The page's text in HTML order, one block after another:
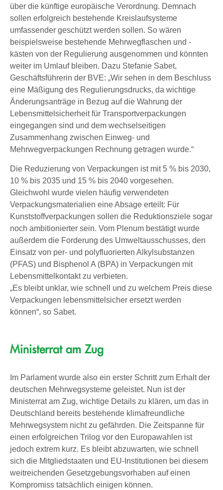
über die künftige europäische Verordnung. Demnach
sollen erfolgreich bestehende Kreislaufsysteme
umfassender geschützt werden sollen. So wären
beispielsweise bestehende Mehrwegflaschen und -
kästen von der Regulierung ausgenommen und könnten
weiter im Umlauf bleiben. Dazu Stefanie Sabet,
Geschäftsführerin der BVE: „Wir sehen in dem Beschluss
eine Mäßigung des Regulierungsdrucks, da wichtige
Änderungsanträge in Bezug auf die Wahrung der
Lebensmittelsicherheit für Transportverpackungen
eingegangen sind und dem wechselseitigen
Zusammenhang zwischen Einweg- und
Mehrwegverpackungen Rechnung getragen wurde.“
Die Reduzierung von Verpackungen ist mit 5 % bis 2030,
10 % bis 2035 und 15 % bis 2040 vorgesehen.
Gleichwohl wurde vielen häufig verwendeten
Verpackungsmaterialien eine Absage erteilt: Für
Kunststoffverpackungen sollen die Reduktionsziele sogar
noch ambitionierter sein. Vom Plenum bestätigt wurde
außerdem die Forderung des Umweltausschusses, den
Einsatz von per- und polyfluorierten Alkylsubstanzen
(PFAS) und Bisphenol A (BPA) in Verpackungen mit
Lebensmittelkontakt zu verbieten.
„Es bleibt unklar, wie schnell und zu welchem Preis diese
Verpackungen lebensmittelsicher ersetzt werden
können“, so Sabet.
Ministerrat am Zug
Im Parlament wurde also ein erster Schritt zum Erhalt der
deutschen Mehrwegsysteme geleistet. Nun ist der
Ministerrat am Zug, wichtige Details zu klären, um das in
Deutschland bereits bestehende klimafreundliche
Mehrwegsystem nicht zu gefährden. Die Zeitspanne für
einen erfolgreichen Trilog vor den Europawahlen ist
jedoch extrem kurz. Es bleibt abzuwarten, wie schnell
sich die Mitgliedstaaten und EU-Institutionen bei diesem
weitreichenden Gesetzgebungsvorhaben auf einen
Kompromiss tatsächlich einigen können.